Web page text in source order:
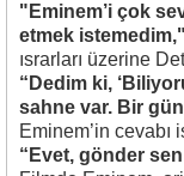
"Eminem’i çok
etmek istemedim,"
ısrarları üzerine
“Dedim ki,
sahne var. Bir
Eminem’in cevabı
“Evet, gönder